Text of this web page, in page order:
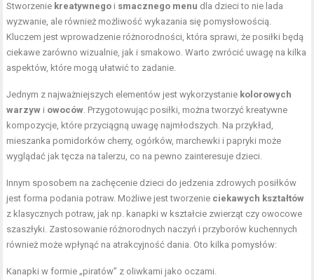
Stworzenie kreatywnego i smacznego menu dla dzieci to nie lada
wyzwanie, ale również możliwość wykazania się pomysłowością.
Kluczem jest wprowadzenie różnorodności, która sprawi, że posiłki będą
ciekawe zarówno wizualnie, jak i smakowo. Warto zwrócić uwagę na kilka
aspektów, które mogą ułatwić to zadanie.
Jednym z najważniejszych elementów jest wykorzystanie kolorowych
warzyw i owoców. Przygotowując posiłki, można tworzyć kreatywne
kompozycje, które przyciągną uwagę najmłodszych. Na przykład,
mieszanka pomidorków cherry, ogórków, marchewki i papryki może
wyglądać jak tęcza na talerzu, co na pewno zainteresuje dzieci.
Innym sposobem na zachęcenie dzieci do jedzenia zdrowych posiłków
jest forma podania potraw. Możliwe jest tworzenie ciekawych kształtów
z klasycznych potraw, jak np. kanapki w kształcie zwierząt czy owocowe
szaszłyki. Zastosowanie różnorodnych naczyń i przyborów kuchennych
również może wpłynąć na atrakcyjność dania. Oto kilka pomysłów:
Kanapki w formie „piratów” z oliwkami jako oczami.